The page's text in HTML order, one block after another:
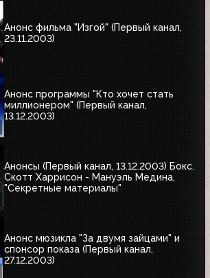
Анонс фильма "Изгой" (Первый канал,
23.11.2003)
Анонс программы "Кто хочет стать
миллионером" (Первый канал,
13.12.2003)
Анонсы (Первый канал, 13.12.2003) Бокс.
Скотт Харрисон - Мануэль Медина,
"Секретные материалы"
Анонс мюзикла "За двумя зайцами" и
спонсор показа (Первый канал,
27.12.2003)